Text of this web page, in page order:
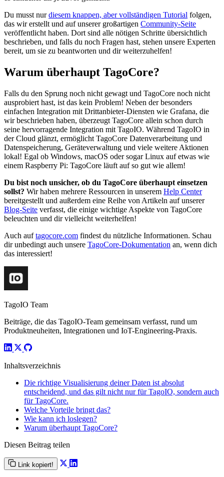
Du musst nurdiesem knappen, aber vollständigen Tutorial folgen,
das wir erstellt und auf unserer großartigen Community-Seite
veröffentlicht haben. Dort sind alle nötigen Schritte übersichtlich
beschrieben, und falls du noch Fragen hast, stehen unsere Experten
bereit, um sie zu beantworten und dir weiterzuhelfen!
Warum überhaupt TagoCore?
Falls du den Sprung noch nicht gewagt und TagoCore noch nicht
ausprobiert hast, ist das kein Problem! Neben der besonders
einfachen Integration mit Drittanbieter-Diensten wie Grafana, die
wir beschrieben haben, überzeugt TagoCore allein schon durch
seine hervorragende Integration mit TagoIO. Während TagoIO in
der Cloud glänzt, ermöglicht TagoCore Datenverarbeitung und
Datenspeicherung, Geräteverwaltung und viele weitere Aktionen
lokal! Egal ob Windows, macOS oder sogar Linux auf etwas wie
einem Raspberry Pi: TagoCore läuft auf so gut wie allem!
Du bist noch unsicher, ob du TagoCore überhaupt einsetzen
sollst? Wir haben mehrere Ressourcen in unserem Help Center
bereitgestellt und außerdem eine Reihe von Artikeln auf unserer
Blog-Seite verfasst, die einige wichtige Aspekte von TagoCore
beleuchten und dir vielleicht weiterhelfen!
Auch auftagocore.com findest du nützliche Informationen. Schau
dir unbedingt auch unsere TagoCore-Dokumentation an, wenn dich
das interessiert!
TagoIO Team
Beiträge, die das TagoIO-Team gemeinsam verfasst, rund um
Produktneuheiten, Integrationen und IoT-Engineering-Praxis.
Inhaltsverzeichnis
Die richtige Visualisierung deiner Daten ist absolut
entscheidend, und das gilt nicht nur für TagoIO, sondern auch
für TagoCore.
Welche Vorteile bringt das?
Wie kann ich loslegen?
Warum überhaupt TagoCore?
Diesen Beitrag teilen
Link kopiert!